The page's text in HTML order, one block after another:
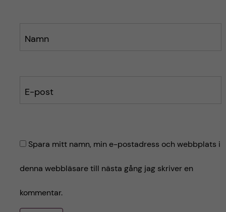
Namn
E-post
Spara mitt namn, min e-postadress och webbplats i
denna webbläsare till nästa gång jag skriver en
kommentar.